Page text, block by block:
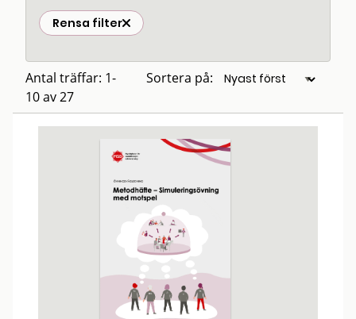
Rensa filter
Antal träffar: 1-
10 av 27
Sortera på: